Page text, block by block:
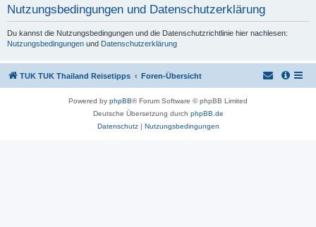
Nutzungsbedingungen und Datenschutzerklärung
Du kannst die Nutzungsbedingungen und die Datenschutzrichtlinie hier nachlesen:
Nutzungsbedingungen und Datenschutzerklärung
TUK TUK Thailand Reisetipps Foren-Übersicht
Powered by phpBB® Forum Software © phpBB Limited
Deutsche Übersetzung durch phpBB.de
Datenschutz| Nutzungsbedingungen